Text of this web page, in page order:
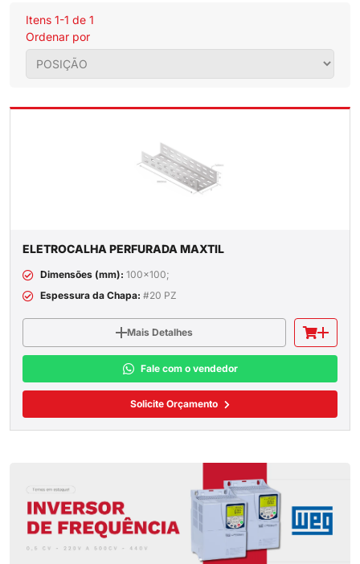
Itens 1-1 de 1
Ordenar por
ELETROCALHA PERFURADA MAXTIL
Dimensões (mm): 100x100;
Espessura da Chapa: #20 PZ
Mais Detalhes
Fale com o vendedor
Solicite Orçamento